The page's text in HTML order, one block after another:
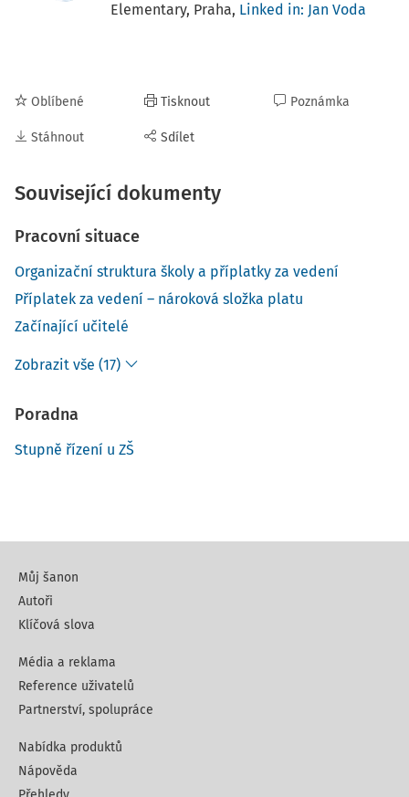
Elementary, Praha, Linked in: Jan Voda
Oblíbené
Stáhnout
Tisknout
Sdílet
Poznámka
Související dokumenty
Pracovní situace
Organizační struktura školy a příplatky za vedení
Příplatek za vedení – nároková složka platu
Začínající učitelé
Zobrazit vše (17)
Poradna
Stupně řízení u ZŠ
Můj šanon
Autoři
Klíčová slova
Média a reklama
Reference uživatelů
Partnerství, spolupráce
Nabídka produktů
Nápověda